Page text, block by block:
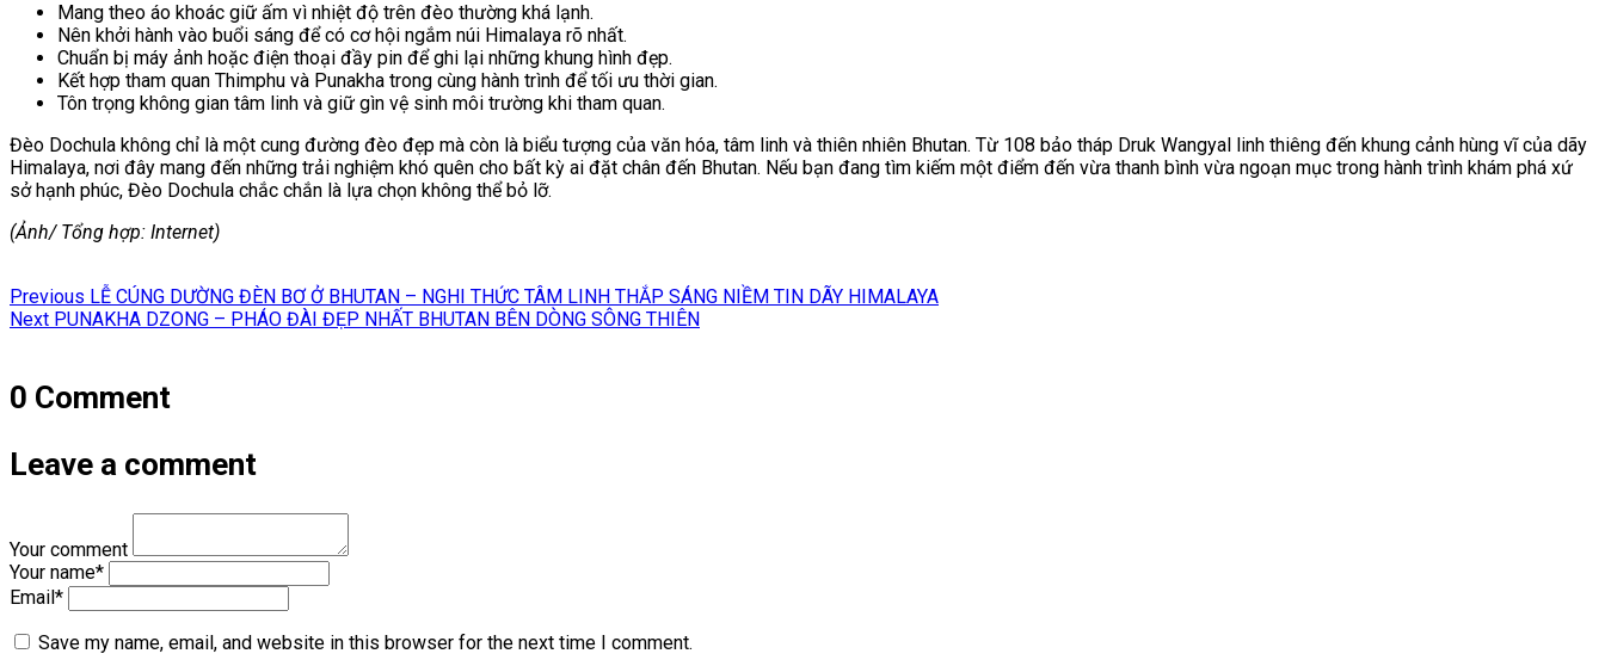
Mang theo áo khoác giữ ấm vì nhiệt độ trên đèo thường khá lạnh.
Nên khởi hành vào buổi sáng để có cơ hội ngắm núi Himalaya rõ nhất.
Chuẩn bị máy ảnh hoặc điện thoại đầy pin để ghi lại những khung hình đẹp.
Kết hợp tham quan Thimphu và Punakha trong cùng hành trình để tối ưu thời gian.
Tôn trọng không gian tâm linh và giữ gìn vệ sinh môi trường khi tham quan.
Đèo Dochula không chỉ là một cung đường đèo đẹp mà còn là biểu tượng của văn hóa, tâm linh và thiên nhiên Bhutan. Từ 108 bảo tháp Druk Wangyal linh thiêng đến khung cảnh hùng vĩ của dãy
Himalaya, nơi đây mang đến những trải nghiệm khó quên cho bất kỳ ai đặt chân đến Bhutan. Nếu bạn đang tìm kiếm một điểm đến vừa thanh bình vừa ngoạn mục trong hành trình khám phá xứ
sở hạnh phúc, Đèo Dochula chắc chắn là lựa chọn không thể bỏ lỡ.
(Ảnh/ Tổng hợp: Internet)
Điều
hướng
viết
Previous Previous
post:
LỄ CÚNG DƯỜNG ĐÈN BƠ Ở BHUTAN – NGHI THỨC TÂM LINH THẮP SÁNG NIỀM TIN DÃY HIMALAYA
Next Next
PUNAKHA DZONG – PHÁO ĐÀI ĐẸP NHẤT BHUTAN BÊN DÒNG SÔNG THIÊN
0 Comment
Leave a comment
Your comment
Your name*
Email*
Save my name, email, and website in this browser for the next time I comment.